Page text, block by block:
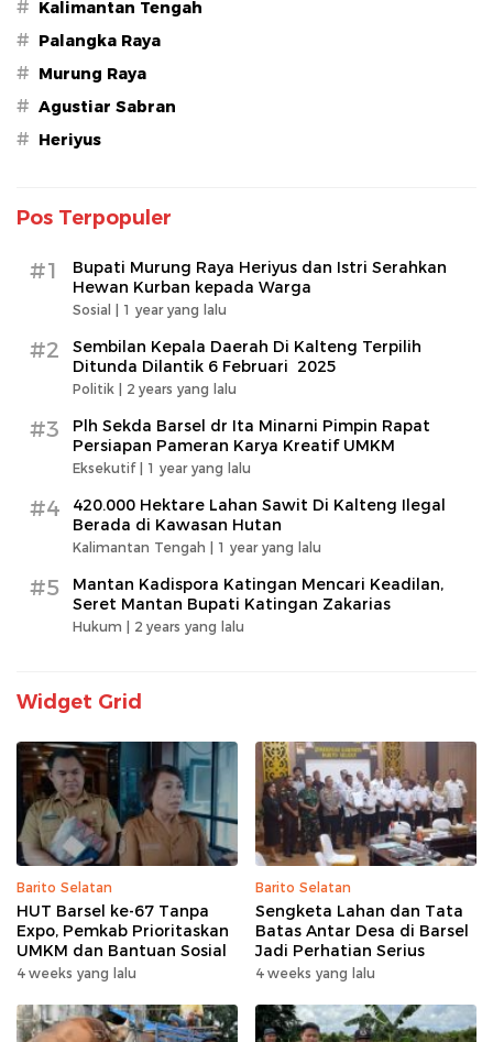
# Kalimantan Tengah
# Palangka Raya
# Murung Raya
# Agustiar Sabran
# Heriyus
Pos Terpopuler
#1
Bupati Murung Raya Heriyus dan Istri Serahkan
Hewan Kurban kepada Warga
Sosial | 1 year yang lalu
#2
Sembilan Kepala Daerah Di Kalteng Terpilih
Ditunda Dilantik 6 Februari 2025
Politik | 2 years yang lalu
#3
Plh Sekda Barsel dr Ita Minarni Pimpin Rapat
Persiapan Pameran Karya Kreatif UMKM
Eksekutif | 1 year yang lalu
#4
420.000 Hektare Lahan Sawit Di Kalteng Ilegal
Berada di Kawasan Hutan
Kalimantan Tengah | 1 year yang lalu
#5
Mantan Kadispora Katingan Mencari Keadilan,
Seret Mantan Bupati Katingan Zakarias
Hukum | 2 years yang lalu
Widget Grid
Barito Selatan
HUT Barsel ke-67 Tanpa
Expo, Pemkab Prioritaskan
UMKM dan Bantuan Sosial
4 weeks yang lalu
Barito Selatan
Sengketa Lahan dan Tata
Batas Antar Desa di Barsel
Jadi Perhatian Serius
4 weeks yang lalu